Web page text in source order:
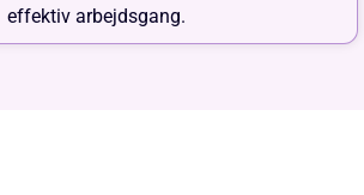
effektiv arbejdsgang.